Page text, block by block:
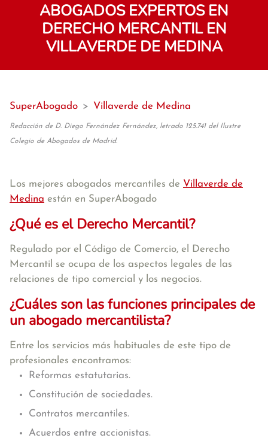
ABOGADOS EXPERTOS EN
DERECHO MERCANTIL EN
VILLAVERDE DE MEDINA
SuperAbogado > Villaverde de Medina
Redacción de D. Diego Fernández Fernández, letrado 125.741 del Ilustre
Colegio de Abogados de Madrid.
Los mejores abogados mercantiles de Villaverde de
Medina están en SuperAbogado
¿Qué es el Derecho Mercantil?
Regulado por el Código de Comercio, el Derecho
Mercantil se ocupa de los aspectos legales de las
relaciones de tipo comercial y los negocios.
¿Cuáles son las funciones principales de
un abogado mercantilista?
Entre los servicios más habituales de este tipo de
profesionales encontramos:
Reformas estatutarias.
Constitución de sociedades.
Contratos mercantiles.
Acuerdos entre accionistas.